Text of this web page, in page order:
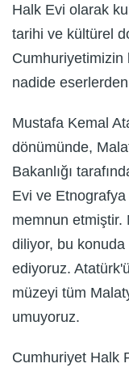
Halk Evi olarak
tarihi ve kültürel
Cumhuriyetimizin
nadide
Mustafa Kemal
dönümünde,
Bakanlığı
Evi ve Etnografya
memnun etmiştir.
diliyor, bu
ediyoruz.
müzeyi tüm
umuyoruz.
Cumhuriyet Halk